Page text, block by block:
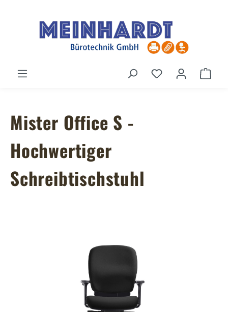
Du hast 0
Mister Office S -
Hochwertiger
Schreibtischstuhl
Bildergalerie überspringen